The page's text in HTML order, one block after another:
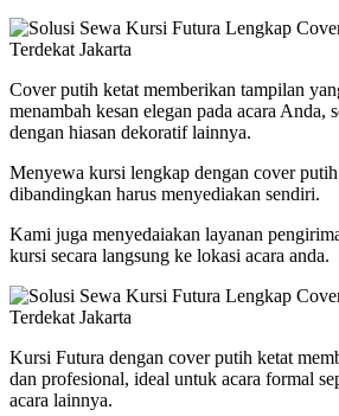
Cover putih ketat memberikan tampilan
menambah kesan elegan pada acara Anda,
dengan hiasan dekoratif lainnya.
Menyewa kursi lengkap dengan cover
dibandingkan harus menyediakan sendiri.
Kami juga menyedaiakan layanan
kursi secara langsung ke lokasi acara anda.
Kursi Futura dengan cover putih ketat
dan profesional, ideal untuk acara formal
acara lainnya.